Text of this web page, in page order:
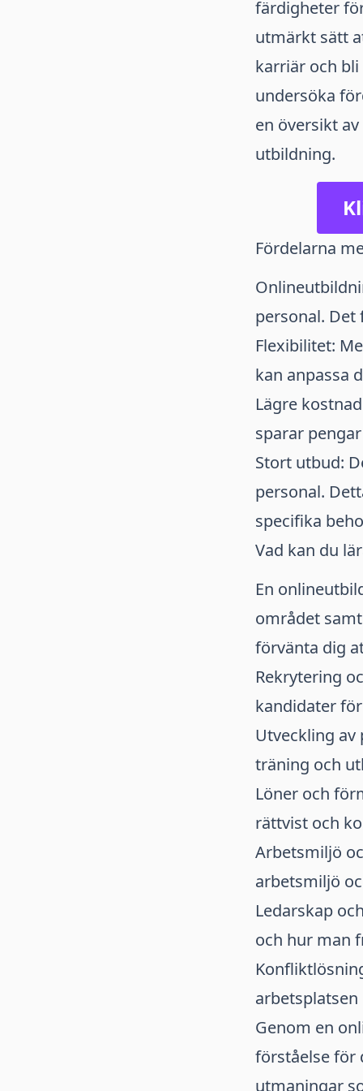
färdigheter
utmärkt sätt
karriär och
undersöka
en översikt
utbildning.
Fördelarna
personal.
Flexibilitet:
kan anpassa
Lägre
sparar
Stort utbud:
personal.
specifika
Vad kan du
En
området
förvänta dig
Rekrytering
kandidater
Utveckling av
träning och
Löner och
rättvist och
Arbetsmiljö
arbetsmiljö
Ledarskap
och hur man
Genom en
förståelse för
utmaningar